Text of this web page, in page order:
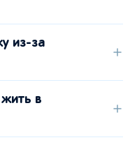
из-за
в